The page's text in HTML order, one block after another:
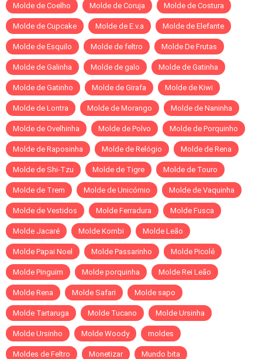
Molde de Coelho Molde de Coruja Molde de Costura
Molde de Cupcake Molde de E.v.a Molde de Elefante
Molde de Esquilo Molde de feltro Molde De Frutas
Molde de Galinha Molde de galo Molde de Gatinha
Molde de Gatinho Molde de Girafa Molde de Kiwi
Molde de Lontra Molde de Morango Molde de Naninha
Molde de Ovelhinha Molde de Polvo Molde de Porquinho
Molde de Raposinha Molde de Relógio Molde de Rena
Molde de Shi-Tzu Molde de Tigre Molde de Touro
Molde de Trem Molde de Unicórnio Molde de Vaquinha
Molde de Vestidos Molde Ferradura Molde Fusca
Molde Jacaré Molde Kombi Molde Leão
Molde Papai Noel Molde Passarinho Molde Picolé
Molde Pinguim Molde porquinha Molde Rei Leão
Molde Rena Molde Safari Molde sapo
Molde Tartaruga Molde Tucano Molde Ursinha
Molde Ursinho Molde Woody moldes
Moldes de Feltro Monetizar Mundo bita